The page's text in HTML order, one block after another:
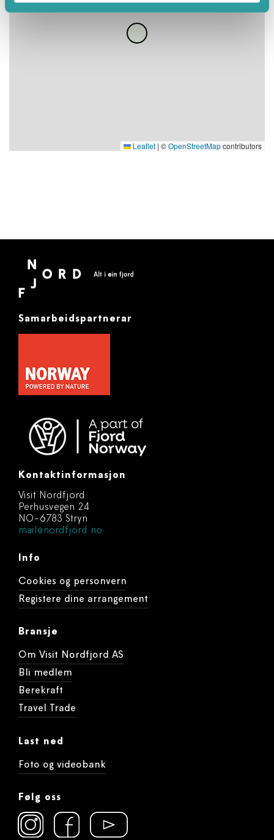
Leaflet | ©OpenStreetMapcontributors
Samarbeidspartnerar
Kontaktinformasjon
Visit Nordfjord
Perhusvegen 24
NO-6783 Stryn
mail@nordfjord.no
Info
Cookies og personvern
Registere dine arrangement
Bransje
Om Visit Nordfjord AS
Bli medlem
Berekraft
Travel Trade
Last ned
Foto og videobank
Følg oss